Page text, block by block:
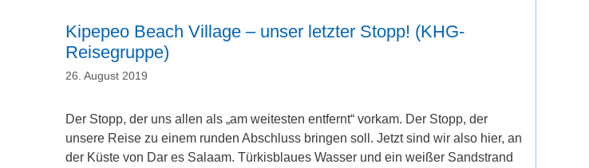
Kipepeo Beach Village – unser letzter Stopp! (KHG-
Reisegruppe)
26. August 2019
Der Stopp, der uns allen als „am weitesten entfernt“ vorkam. Der Stopp, der
unsere Reise zu einem runden Abschluss bringen soll. Jetzt sind wir also hier, an
der Küste von Dar es Salaam. Türkisblaues Wasser und ein weißer Sandstrand